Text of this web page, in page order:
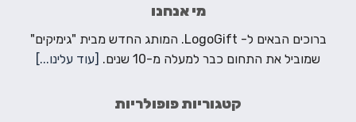
מי אנחנו
ברוכים הבאים ל- LogoGift. המותג החדש מבית "גימיקים"
שמוביל את התחום כבר למעלה מ-10 שנים.
[עוד עלינו...]
קטגוריות פופולריות